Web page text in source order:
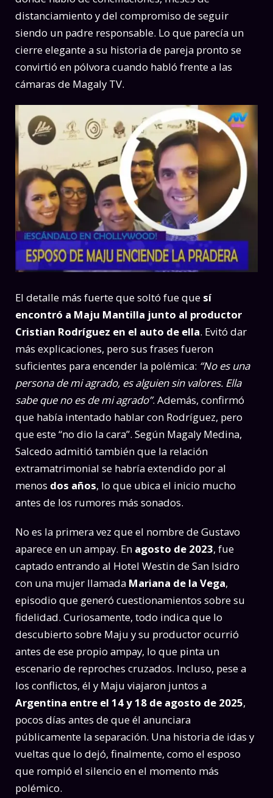
distanciamiento y del compromiso de seguir
siendo un padre responsable. Lo que parecía un
cierre elegante a su historia de pareja pronto se
convirtió en pólvora cuando habló frente a las
cámaras de Magaly TV.
El detalle más fuerte que soltó fue que sí
encontró a Maju Mantilla junto al productor
Cristian Rodríguez en el auto de ella. Evitó dar
más explicaciones, pero sus frases fueron
suficientes para encender la polémica: “No es una
persona de mi agrado, es alguien sin valores. Ella
sabe que no es de mi agrado”. Además, confirmó
que había intentado hablar con Rodríguez, pero
que este “no dio la cara”. Según Magaly Medina,
Salcedo admitió también que la relación
extramatrimonial se habría extendido por al
menos dos años, lo que ubica el inicio mucho
antes de los rumores más sonados.
No es la primera vez que el nombre de Gustavo
aparece en un ampay. En agosto de 2023, fue
captado entrando al Hotel Westin de San Isidro
con una mujer llamada Mariana de la Vega,
episodio que generó cuestionamientos sobre su
fidelidad. Curiosamente, todo indica que lo
descubierto sobre Maju y su productor ocurrió
antes de ese propio ampay, lo que pinta un
escenario de reproches cruzados. Incluso, pese a
los conflictos, él y Maju viajaron juntos a
Argentina entre el 14 y 18 de agosto de 2025,
pocos días antes de que él anunciara
públicamente la separación. Una historia de idas y
vueltas que lo dejó, finalmente, como el esposo
que rompió el silencio en el momento más
polémico.